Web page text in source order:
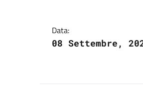
Data:
08 Settembre,